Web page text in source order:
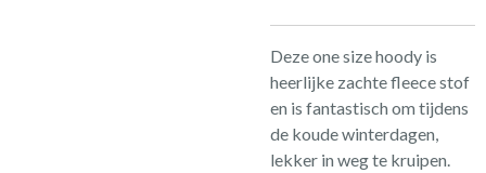
Deze one size hoody is
heerlijke zachte fleece stof
en is fantastisch om tijdens
de koude winterdagen,
lekker in weg te kruipen.